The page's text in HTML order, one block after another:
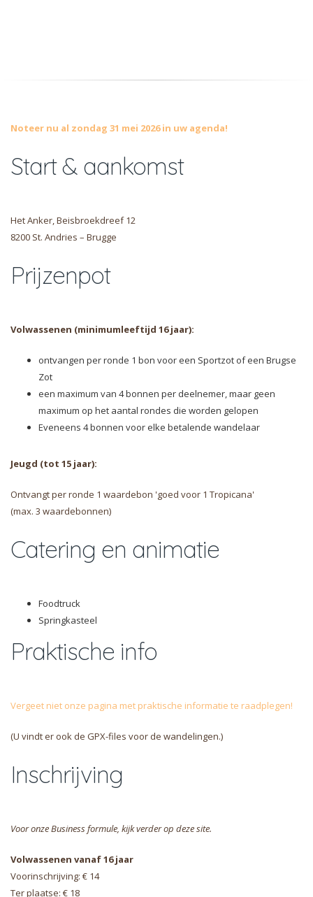
Noteer nu al zondag 31 mei 2026 in uw agenda!
Start & aankomst
Het Anker, Beisbroekdreef 12
8200 St. Andries – Brugge
Prijzenpot
Volwassenen (minimumleeftijd 16 jaar):
ontvangen per ronde 1 bon voor een Sportzot of een Brugse
Zot
een maximum van 4 bonnen per deelnemer, maar geen
maximum op het aantal rondes die worden gelopen
Eveneens 4 bonnen voor elke betalende wandelaar
Jeugd (tot 15 jaar):
Ontvangt per ronde 1 waardebon 'goed voor 1 Tropicana'
(max. 3 waardebonnen)
Catering en animatie
Foodtruck
Springkasteel
Praktische info
Vergeet niet onze pagina met praktische informatie te raadplegen!
(U vindt er ook de GPX-files voor de wandelingen.)
Inschrijving
Voor onze Business formule, kijk verder op deze site.
Volwassenen vanaf 16 jaar
Voorinschrijving: € 14
Ter plaatse: € 18